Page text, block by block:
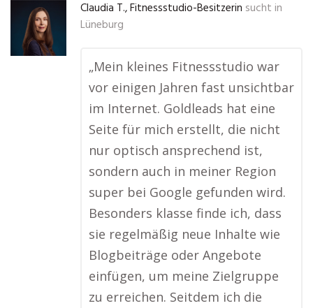
Claudia T., Fitnessstudio-Besitzerin sucht in
Lüneburg
„Mein kleines Fitnessstudio war
vor einigen Jahren fast unsichtbar
im Internet. Goldleads hat eine
Seite für mich erstellt, die nicht
nur optisch ansprechend ist,
sondern auch in meiner Region
super bei Google gefunden wird.
Besonders klasse finde ich, dass
sie regelmäßig neue Inhalte wie
Blogbeiträge oder Angebote
einfügen, um meine Zielgruppe
zu erreichen. Seitdem ich die